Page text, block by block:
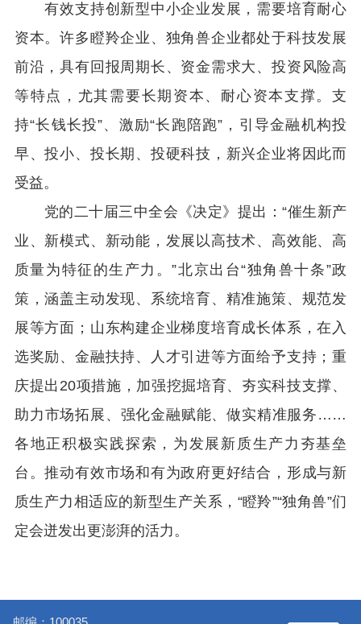
有效支持创新型中小企业发展，需要培育耐心
资本。许多瞪羚企业、独角兽企业都处于科技发展
前沿，具有回报周期长、资金需求大、投资风险高
等特点，尤其需要长期资本、耐心资本支撑。支
持“长钱长投”、激励“长跑陪跑”，引导金融机构投
早、投小、投长期、投硬科技，新兴企业将因此而
受益。
党的二十届三中全会《决定》提出：“催生新产
业、新模式、新动能，发展以高技术、高效能、高
质量为特征的生产力。”北京出台“独角兽十条”政
策，涵盖主动发现、系统培育、精准施策、规范发
展等方面；山东构建企业梯度培育成长体系，在入
选奖励、金融扶持、人才引进等方面给予支持；重
庆提出 20项措施，加强挖掘培育、夯实科技支撑、
助力市场拓展、强化金融赋能、做实精准服务……
各地正积极实践探索，为发展新质生产力夯基垒
台。推动有效市场和有为政府更好结合，形成与新
质生产力相适应的新型生产关系，“瞪羚”“独角兽”们
定会迸发出更澎湃的活力。